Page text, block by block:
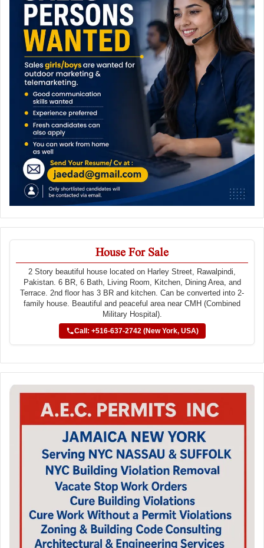
House For Sale
2 Story beautiful house located on Harley Street, Rawalpindi,
Pakistan. 6 BR, 6 Bath, Living Room, Kitchen, Dining Area, and
Terrace. 2nd floor has 3 BR and kitchen. Can be converted into 2-
family house. Beautiful and peaceful area near CMH (Combined
Military Hospital).
Call: +516-637-2742 (New York, USA)